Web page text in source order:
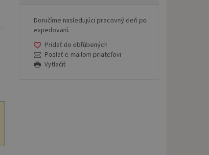
Doručíme nasledujúci pracovný deň po
expedovaní.
Pridať do obľúbených
Poslať e-mailom priateľovi
Vytlačiť